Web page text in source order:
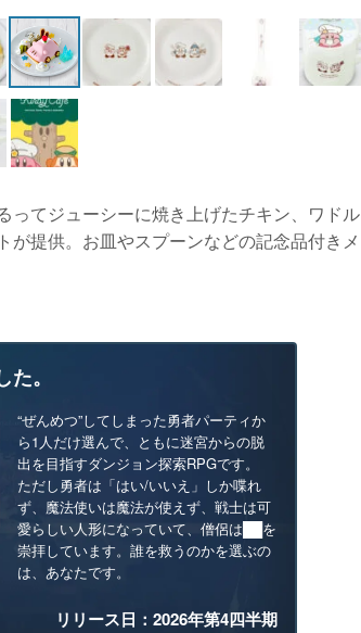
ってジューシーに焼き上げたチキン、ワドル
提供。お皿やスプーンなどの記念品付きメ
。
“ぜんめつ”してしまった勇者パーティか
ら1人だけ選んで、ともに迷宮からの脱
出を目指すダンジョン探索RPGです。
ただし勇者は「はい/いいえ」しか喋れ
ず、魔法使いは魔法が使えず、戦士は可
愛らしい人形になっていて、僧侶は██を
崇拝しています。誰を救うのかを選ぶの
は、あなたです。
リリース日：2026年第4四半期